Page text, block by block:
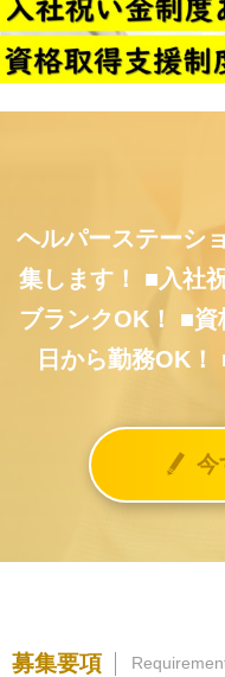
ヘルパーステーシ
集します！
■入社
ブランクOK！
■資
日から勤務OK！
今
募集要項